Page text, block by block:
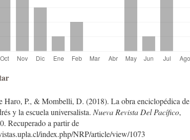
Haro, P., & Mombelli, D. (2018). La obra enciclopédica de
y la escuela universalista.Nueva Revista Del Pacífico,
Recuperado a partir de
index.php/NRP/article/view/1073